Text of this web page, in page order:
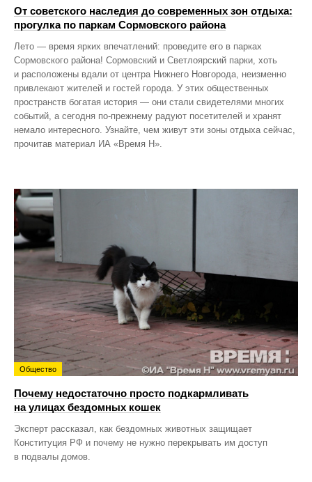
От советского наследия до современных зон отдыха:
прогулка по паркам Сормовского района
Лето — время ярких впечатлений: проведите его в парках
Сормовского района! Сормовский и Светлоярский парки, хоть
и расположены вдали от центра Нижнего Новгорода, неизменно
привлекают жителей и гостей города. У этих общественных
пространств богатая история — они стали свидетелями многих
событий, а сегодня по‑прежнему радуют посетителей и хранят
немало интересного. Узнайте, чем живут эти зоны отдыха сейчас,
прочитав материал ИА «Время Н».
Общество
Почему недостаточно просто подкармливать
на улицах бездомных кошек
Эксперт рассказал, как бездомных животных защищает
Конституция РФ и почему не нужно перекрывать им доступ
в подвалы домов.